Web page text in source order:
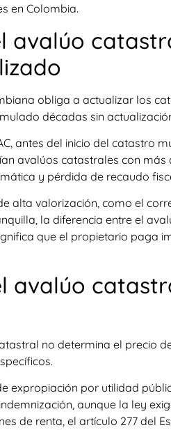
en Colombia.
avalúo
obliga a actualizar los
décadas sin
antes del inicio del catastro
avalúos catastrales con
y pérdida de recaudo
alta valorización, como el
la diferencia entre el
que el propietario paga
avalúo
no determina el precio
expropiación por utilidad
aunque la ley
de renta, el artículo 277 del